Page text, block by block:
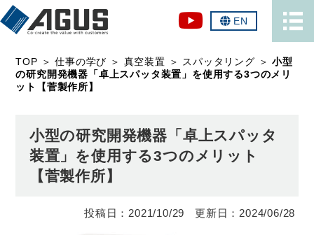
EN
TOP ＞仕事の学び ＞ 真空装置 ＞ スパッタリング ＞小型
の研究開発機器「卓上スパッタ装置」を使用する3つのメリ
ット【菅製作所】
小型の研究開発機器「卓上スパッタ
装置」を使用する3つのメリット
【菅製作所】
2021/10/29 2024/06/28